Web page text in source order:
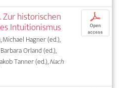
Zur historischen
Intuitionismus
Michael Hagner (ed.),
Orland (ed.),
Tanner (ed.),Nach
p
Open
access